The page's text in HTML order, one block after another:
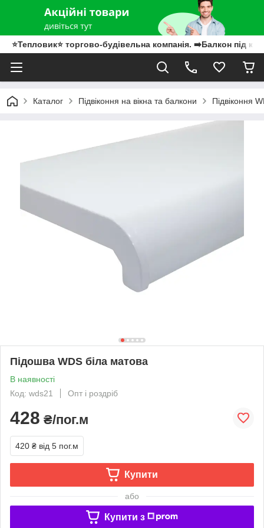
⭐Тепловик⭐ торгово-будівельна компанія. ➡️Балкон під
Каталог Підвіконня на вікна та балкони Підвіконня
Підошва WDS біла матова
В наявності
Код: wds21
Опт і роздріб
428 ₴/пог.м
420 ₴ від 5 пог.м
Купити
або
Купити з